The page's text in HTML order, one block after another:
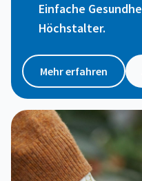
Einfache
Höchstalter.
Mehr erfahren